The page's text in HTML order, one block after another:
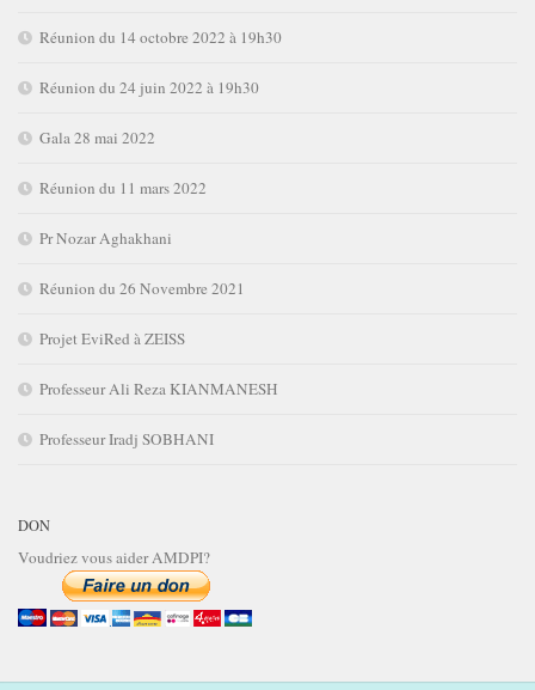
Réunion du 14 octobre 2022 à 19h30
Réunion du 24 juin 2022 à 19h30
Gala 28 mai 2022
Réunion du 11 mars 2022
Pr Nozar Aghakhani
Réunion du 26 Novembre 2021
Projet EviRed à ZEISS
Professeur Ali Reza KIANMANESH
Professeur Iradj SOBHANI
DON
Voudriez vous aider AMDPI?